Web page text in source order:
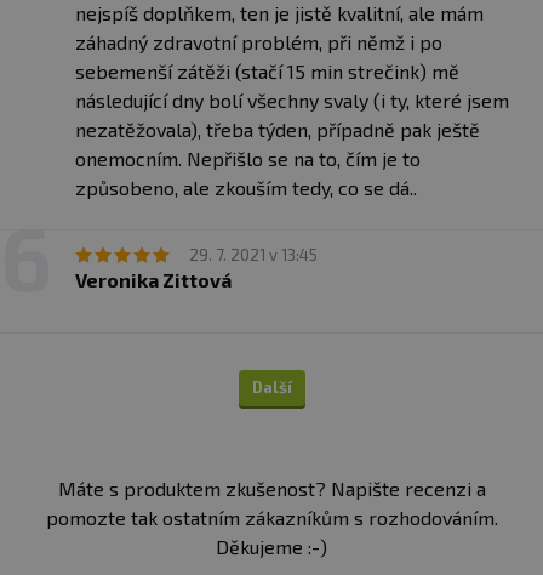
nejspíš doplňkem, ten je jistě kvalitní, ale mám
záhadný zdravotní problém, při němž i po
sebemenší zátěži (stačí 15 min strečink) mě
následující dny bolí všechny svaly (i ty, které jsem
nezatěžovala), třeba týden, případně pak ještě
onemocním. Nepřišlo se na to, čím je to
způsobeno, ale zkouším tedy, co se dá..
29. 7. 2021 v 13:45
Veronika Zittová
Další
Máte s produktem zkušenost? Napište recenzi a
pomozte tak ostatním zákazníkům s rozhodováním.
Děkujeme :-)